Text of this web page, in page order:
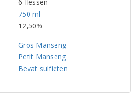
6 flessen
750 ml
12,50%
Gros Manseng
Petit Manseng
Bevat sulfieten